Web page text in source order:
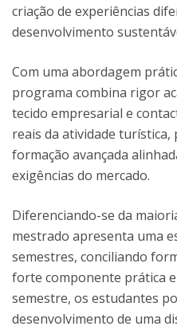
criação de experiências
desenvolvimento
Com uma abordagem
programa combina rigor
tecido empresarial e
reais da atividade
formação avançada
exigências do mercado.
Diferenciando-se da
mestrado apresenta uma
semestres, conciliando
forte componente prática
semestre, os estudantes
desenvolvimento de uma